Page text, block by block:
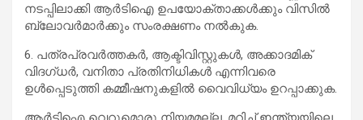
നടപ്പിലാക്കി ആര്‍ടിഐ ഉപയോക്താക്കള്‍ക്കും വിസില്‍
ബ്ലോവര്‍മാര്‍ക്കും സംരക്ഷണം നല്‍കുക.
6. പത്രപ്രവര്‍ത്തകര്‍, ആക്ടിവിസ്റ്റുകള്‍, അക്കാദമിക്
വിദഗ്ധര്‍, വനിതാ പ്രതിനിധികള്‍ എന്നിവരെ
ഉള്‍പ്പെടുത്തി കമ്മീഷനുകളില്‍ വൈവിധ്യം ഉറപ്പാക്കുക.